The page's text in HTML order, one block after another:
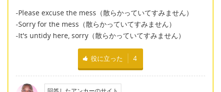
-Please excuse the mess（散らかっていてすみません）
-Sorry for the mess（散らかっていてすみません）
-It's untidy here, sorry（散らかっていてすみません）
役に立った 4